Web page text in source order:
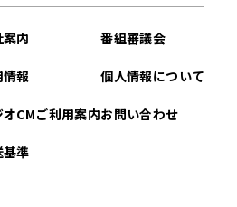
内
報
オCMご利用案内
準
番組審議会
個人情報について
お問い合わせ